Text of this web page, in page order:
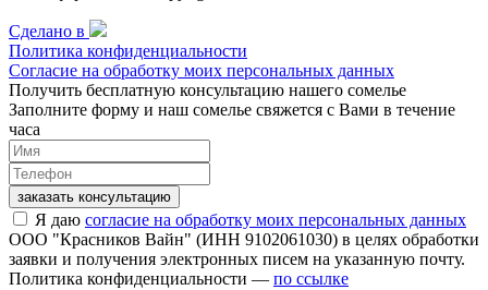
Сделано в
Политика конфиденциальности
Согласие на обработку моих персональных данных
Получить бесплатную консультацию нашего сомелье
Заполните форму и наш сомелье свяжется с Вами в течение
часа
заказать консультацию
Я даю согласие на обработку моих персональных данных
ООО "Красников Вайн" (ИНН 9102061030) в целях обработки
заявки и получения электронных писем на указанную почту.
Политика конфиденциальности — по ссылке